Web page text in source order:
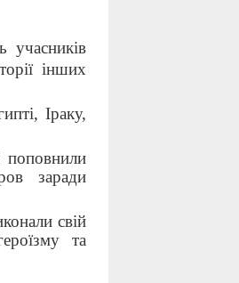
учасників
інших
Іраку,
заради
свій
та